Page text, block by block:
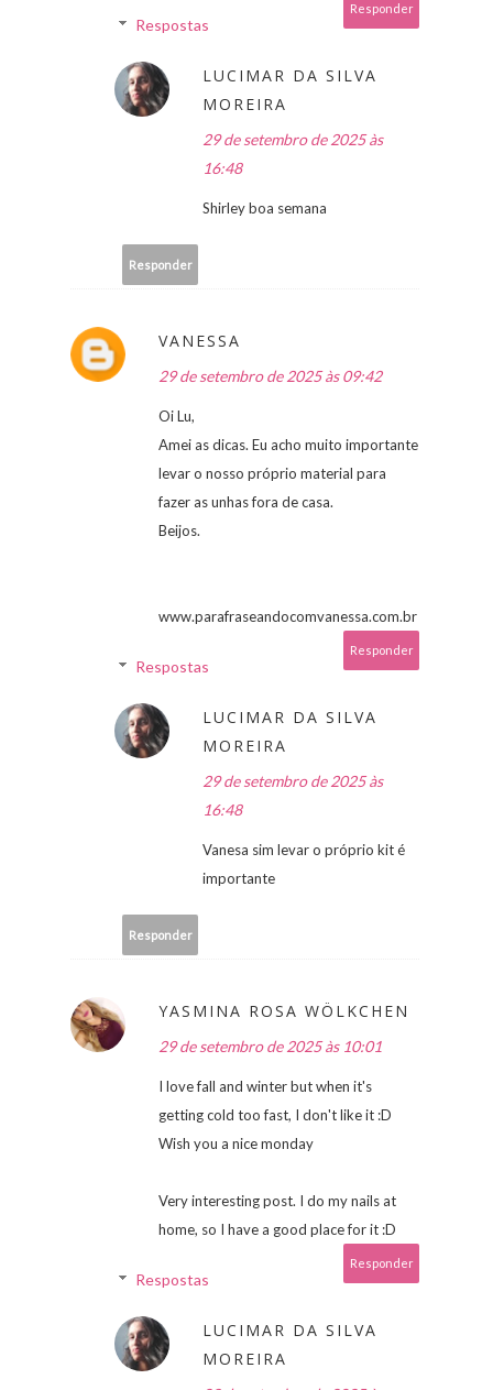
Responder
Respostas
LUCIMAR DA SILVA
MOREIRA
29 de setembro de 2025 às
16:48
Shirley boa semana
Responder
VANESSA
29 de setembro de 2025 às 09:42
Oi Lu,
Amei as dicas. Eu acho muito importante
levar o nosso próprio material para
fazer as unhas fora de casa.
Beijos.
www.parafraseandocomvanessa.com.br
Responder
Respostas
LUCIMAR DA SILVA
MOREIRA
29 de setembro de 2025 às
16:48
Vanesa sim levar o próprio kit é
importante
Responder
YASMINA ROSA WÖLKCHEN
29 de setembro de 2025 às 10:01
I love fall and winter but when it's
getting cold too fast, I don't like it :D
Wish you a nice monday
Very interesting post. I do my nails at
home, so I have a good place for it :D
Responder
Respostas
LUCIMAR DA SILVA
MOREIRA